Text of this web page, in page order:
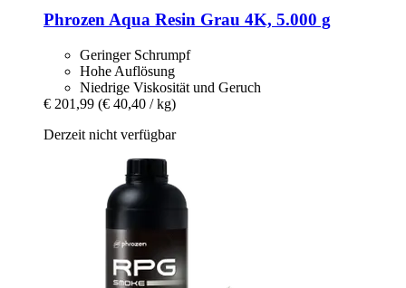
Phrozen Aqua Resin Grau 4K, 5.000 g
Geringer Schrumpf
Hohe Auflösung
Niedrige Viskosität und Geruch
€ 201,99 (€ 40,40 / kg)
Derzeit nicht verfügbar